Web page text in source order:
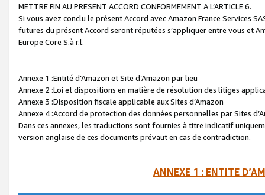
METTRE FIN AU PRESENT ACCORD CONFORMEMENT A L’ARTICLE 6.
Si vous avez conclu le présent Accord avec Amazon France Services
futures du présent Accord seront réputées s’appliquer entre vous et
Europe Core S.à r.l.
Annexe 1 :Entité d’Amazon et Site d’Amazon par lieu
Annexe 2 :Loi et dispositions en matière de résolution des litiges
Annexe 3 :Disposition fiscale applicable aux Sites d’Amazon
Annexe 4 :Accord de protection des données personnelles par Sites
Dans ces annexes, les traductions sont fournies à titre indicatif
version anglaise de ces documents prévaut en cas de contradiction.
ANNEXE 1 : ENTITE